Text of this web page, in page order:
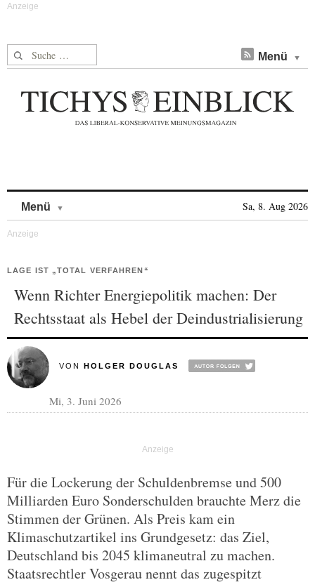
Suche nach: Menü
Menü Sa, 8. Aug 2026
LAGE IST „TOTAL VERFAHREN“
Wenn Richter Energiepolitik machen: Der
Rechtsstaat als Hebel der Deindustrialisierung
VON HOLGER DOUGLAS
Mi, 3. Juni 2026
Für die Lockerung der Schuldenbremse und 500
Milliarden Euro Sonderschulden brauchte Merz die
Stimmen der Grünen. Als Preis kam ein
Klimaschutzartikel ins Grundgesetz: das Ziel,
Deutschland bis 2045 klimaneutral zu machen.
Staatsrechtler Vosgerau nennt das zugespitzt